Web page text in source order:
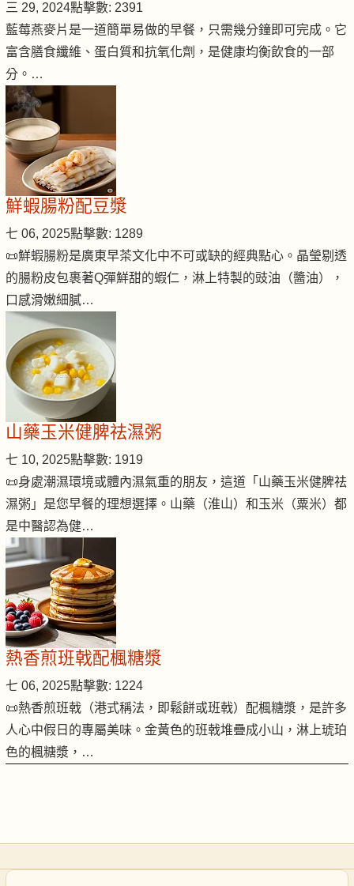
三 29, 2024點擊數: 2391
藍莓燕麥片是一道簡單易做的早餐，只需幾分鐘即可完成。它
富含膳食纖維、蛋白質和抗氧化劑，是健康均衡飲食的一部
分。…
鮮蝦腸粉配豆漿
七 06, 2025點擊數: 1289
📜鮮蝦腸粉是廣東早茶文化中不可或缺的經典點心。晶瑩剔透
的腸粉皮包裹著Q彈鮮甜的蝦仁，淋上特製的豉油（醬油），
口感滑嫩細膩…
山藥玉米健脾祛濕粥
七 10, 2025點擊數: 1919
📜身處潮濕環境或體內濕氣重的朋友，這道「山藥玉米健脾祛
濕粥」是您早餐的理想選擇。山藥（淮山）和玉米（粟米）都
是中醫認為健…
熱香煎班戟配楓糖漿
七 06, 2025點擊數: 1224
📜熱香煎班戟（港式稱法，即鬆餅或班戟）配楓糖漿，是許多
人心中假日的專屬美味。金黃色的班戟堆疊成小山，淋上琥珀
色的楓糖漿，…